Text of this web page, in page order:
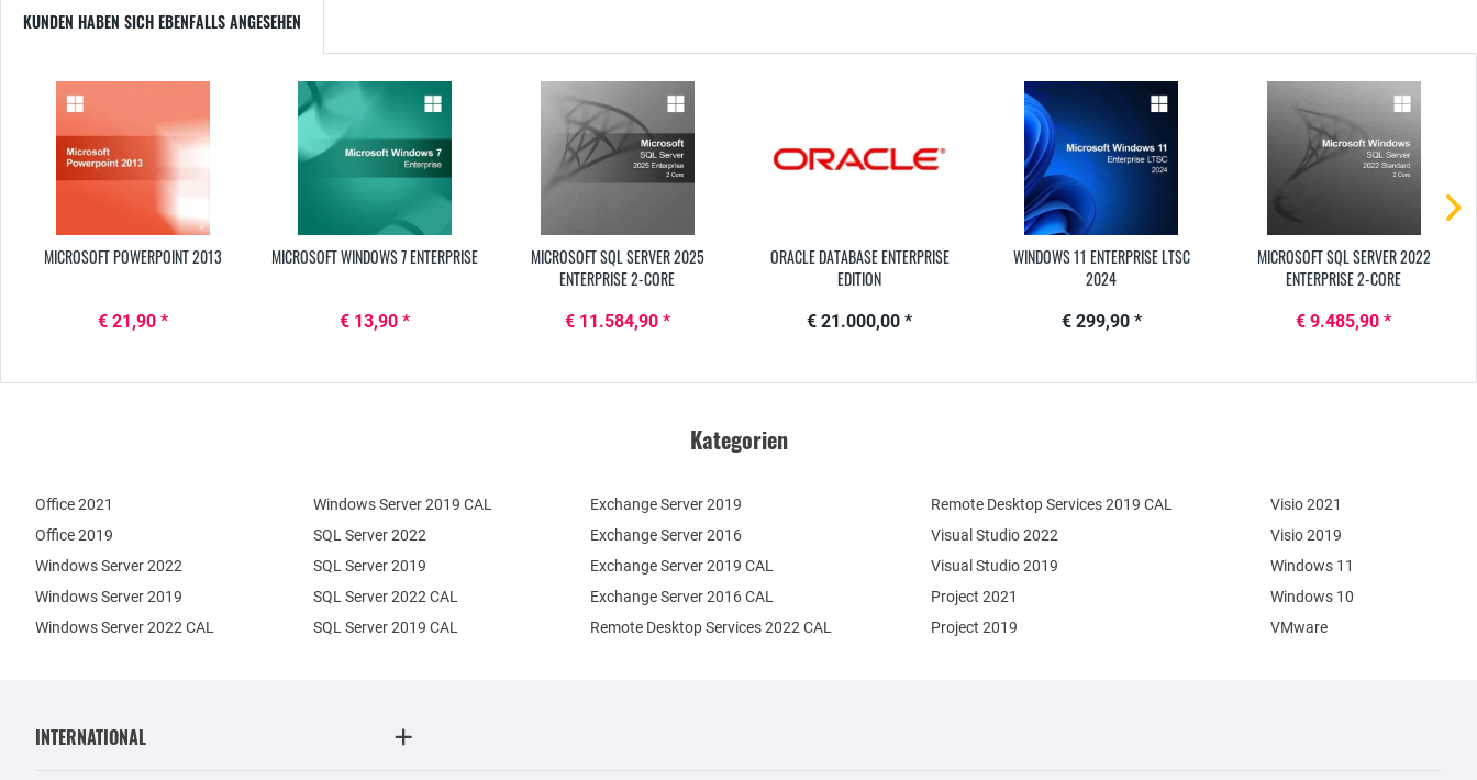
KUNDEN HABEN SICH EBENFALLS ANGESEHEN
MICROSOFT POWERPOINT 2013
€ 21,90 *
MICROSOFT WINDOWS 7 ENTERPRISE
€ 13,90 *
MICROSOFT SQL SERVER 2025
ENTERPRISE 2-CORE
€ 11.584,90 *
ORACLE DATABASE ENTERPRISE
EDITION
€ 21.000,00 *
WINDOWS 11 ENTERPRISE LTSC
2024
€ 299,90 *
MICROSOFT SQL SERVER 2022
ENTERPRISE 2-CORE
€ 9.485,90 *
Kategorien
Office 2021
Office 2019
Windows Server 2022
Windows Server 2019
Exchange Server 2019
Exchange Server 2016
SQL Server 2022
SQL Server 2019
Windows Server 2022 CAL
Windows Server 2019 CAL
SQL Server 2022 CAL
SQL Server 2019 CAL
Remote Desktop Services 2022 CAL
Remote Desktop Services 2019 CAL
Exchange Server 2019 CAL
Exchange Server 2016 CAL
Visual Studio 2022
Visual Studio 2019
Project 2021
Project 2019
Visio 2021
Visio 2019
Windows 11
Windows 10
VMware
INTERNATIONAL